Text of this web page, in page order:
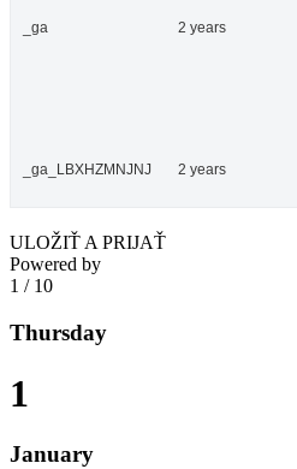
_ga 2 years
_ga_LBXHZMNJNJ 2 years
ULOŽIŤ A PRIJAŤ
Powered by
1 / 10
Thursday
1
January